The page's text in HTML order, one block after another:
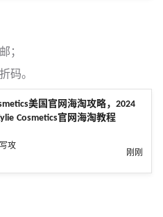
；
码。
美国官网海淘攻略，2024
Cosmetics官网海淘教程
攻
刚刚